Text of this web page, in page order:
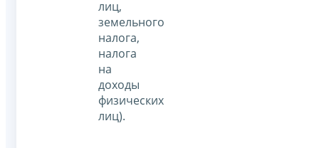
лиц,
земельного
налога,
налога
на
доходы
физических
лиц).